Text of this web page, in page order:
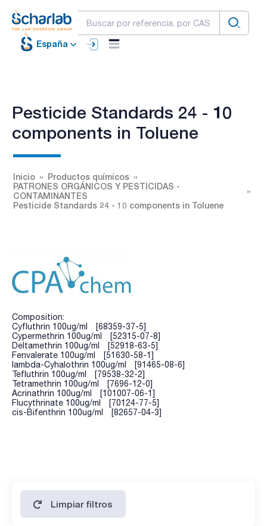
España
Pesticide Standards 24 - 10
components in Toluene
Inicio
Productos químicos
PATRONES ORGÁNICOS Y PESTICIDAS -
CONTAMINANTES
Pesticide Standards 24 - 10 components in Toluene
Composition:
Cyfluthrin 100ug/ml [68359-37-5]
Cypermethrin 100ug/ml [52315-07-8]
Deltamethrin 100ug/ml [52918-63-5]
Fenvalerate 100ug/ml [51630-58-1]
lambda-Cyhalothrin 100ug/ml [91465-08-6]
Tefluthrin 100ug/ml [79538-32-2]
Tetramethrin 100ug/ml [7696-12-0]
Acrinathrin 100ug/ml [101007-06-1]
Flucythrinate 100ug/ml [70124-77-5]
cis-Bifenthrin 100ug/ml [82657-04-3]
Limpiar filtros